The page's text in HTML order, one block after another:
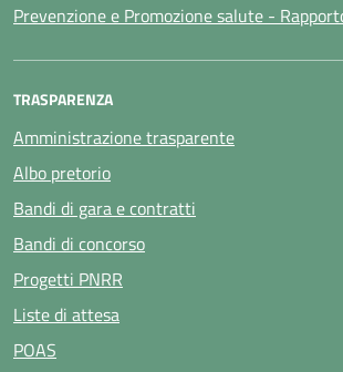
Prevenzione e Promozione salute -
TRASPARENZA
Amministrazione trasparente
Albo pretorio
Bandi di gara e contratti
Bandi di concorso
Progetti PNRR
Liste di attesa
POAS